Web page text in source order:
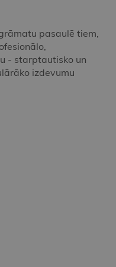
pasaulē tiem,
- starptautisko un
izdevumu